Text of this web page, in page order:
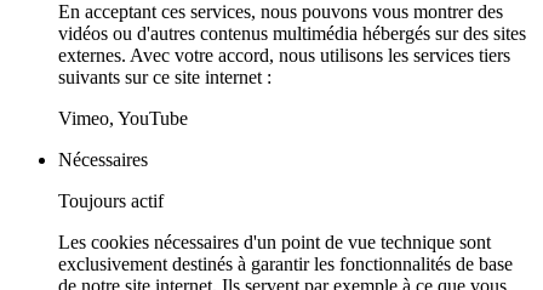
En acceptant ces services, nous pouvons vous montrer des
vidéos ou d'autres contenus multimédia hébergés sur des sites
externes. Avec votre accord, nous utilisons les services tiers
suivants sur ce site internet :
Vimeo, YouTube
Nécessaires
Toujours actif
Les cookies nécessaires d'un point de vue technique sont
exclusivement destinés à garantir les fonctionnalités de base